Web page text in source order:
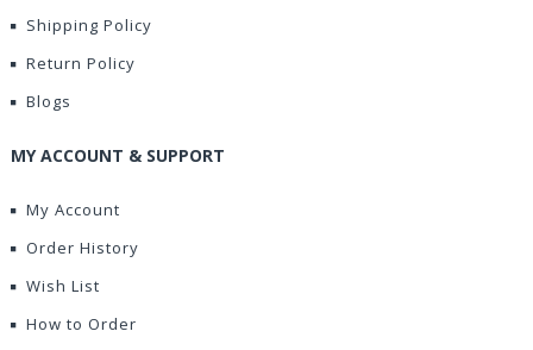
Shipping Policy
Return Policy
Blogs
MY ACCOUNT & SUPPORT
My Account
Order History
Wish List
How to Order